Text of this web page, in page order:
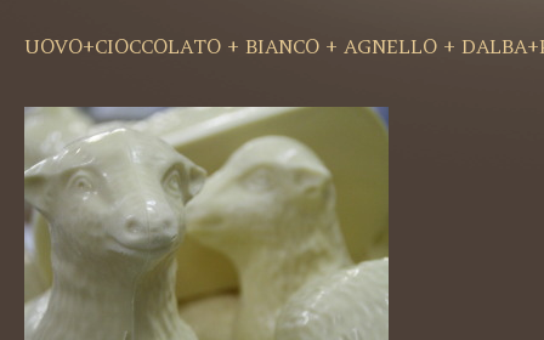
UOVO+CIOCCOLATO + BIANCO + AGNELLO +